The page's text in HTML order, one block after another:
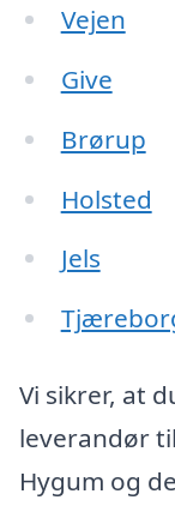
Vejen
Give
Brørup
Holsted
Jels
Vi sikrer, at
leverandør
Hygum og